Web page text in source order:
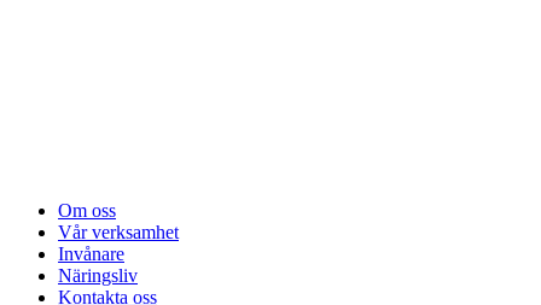
Om oss
Vår verksamhet
Invånare
Näringsliv
Kontakta oss